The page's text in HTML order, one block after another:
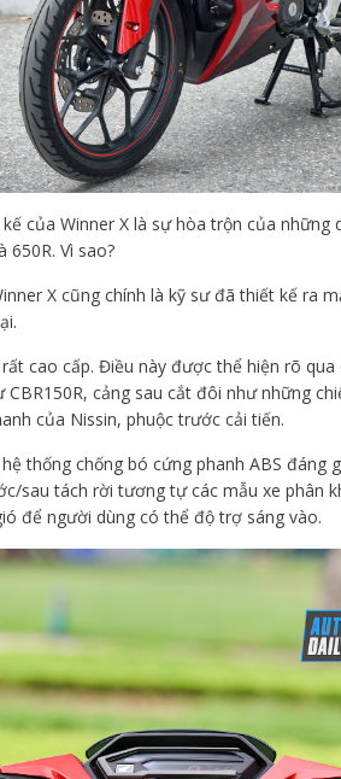
của Winner X là sự hòa trộn của những
650R. Vì sao?
X cũng chính là kỹ sư đã thiết kế ra
cao cấp. Điều này được thể hiện rõ
cảng sau cắt đôi như những
của Nissin, phuộc trước cải tiến.
thống chống bó cứng phanh ABS đáng
sau tách rời tương tự các mẫu xe phân
để người dùng có thể độ trợ sáng vào.